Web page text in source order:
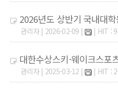
2026년도 상반기 국내대
관리자 | 2026-02-09 | | HIT :
대한수상스키·웨이크스포
관리자 | 2025-03-12 | | HIT :